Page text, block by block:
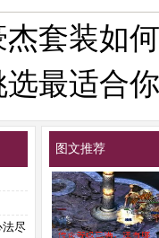
杰套装如
选最适合
法尽
图文推荐